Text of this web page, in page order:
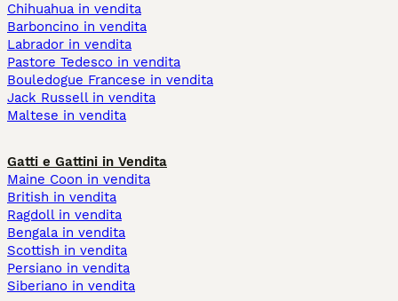
Chihuahua in vendita
Barboncino in vendita
Labrador in vendita
Pastore Tedesco in vendita
Bouledogue Francese in vendita
Jack Russell in vendita
Maltese in vendita
Gatti e Gattini in Vendita
Maine Coon in vendita
British in vendita
Ragdoll in vendita
Bengala in vendita
Scottish in vendita
Persiano in vendita
Siberiano in vendita